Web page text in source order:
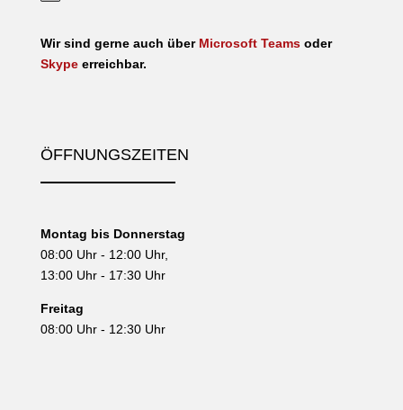
Wir sind gerne auch über Microsoft Teamsoder
Skypeerreichbar.
ÖFFNUNGSZEITEN
Montag bis Donnerstag
08:00 Uhr - 12:00 Uhr,
13:00 Uhr - 17:30 Uhr
Freitag
08:00 Uhr - 12:30 Uhr